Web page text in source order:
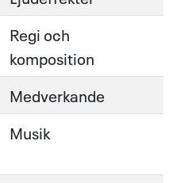
Regi och
komposition
Medverkande
Musik